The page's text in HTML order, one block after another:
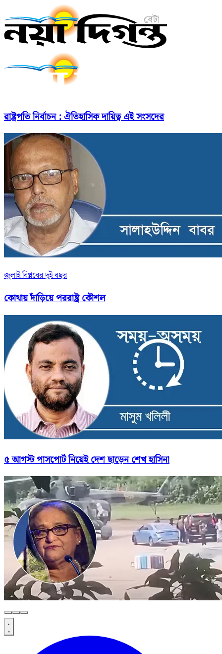
রাষ্ট্রপতি নির্বাচন : ঐতিহাসিক দায়িত্ব এই সংসদের
জুলাই বিপ্লবের দুই বছর
কোথায় দাঁড়িয়ে পররাষ্ট্র কৌশল
৫ আগস্ট পাসপোর্ট নিয়েই দেশ ছাড়েন শেখ হাসিনা